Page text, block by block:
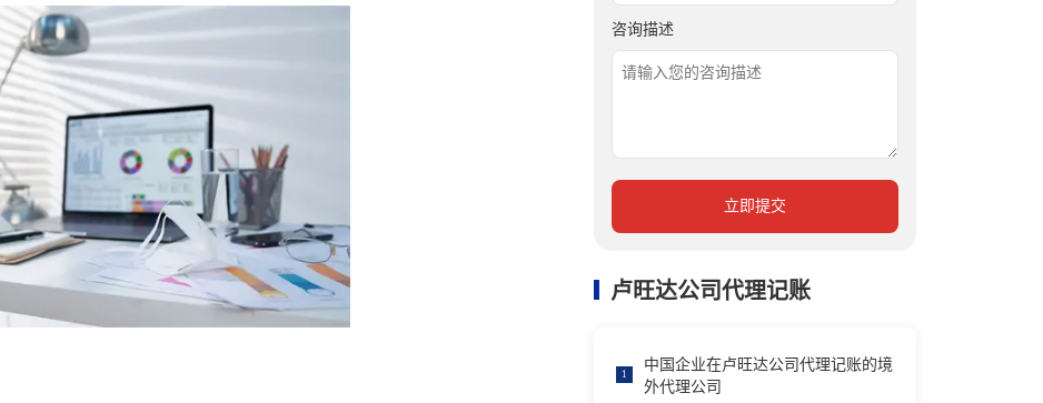
咨询描述
立即提交
卢旺达公司代理记账
1
中国企业在卢旺达公司代理记账的境
外代理公司